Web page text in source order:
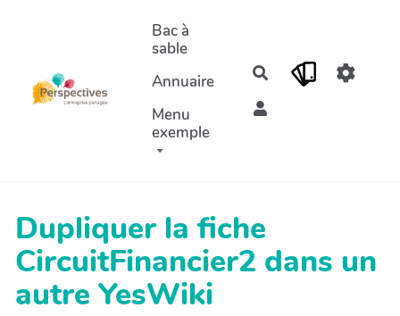
Aller au contenu principal
Bac à
sable
Annuaire
Menu
exemple
Rechercher
Dupliquer la fiche
CircuitFinancier2 dans un
autre YesWiki